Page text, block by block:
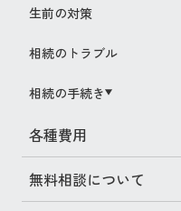
生前の対策
相続のトラブル
相続の手続き
- 相続手続きの流れと期限
- 相続税申告
各種費用
無料相談について